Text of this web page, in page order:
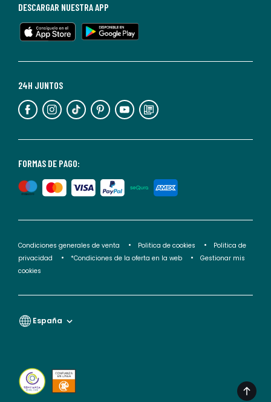
en
cualquier
Para
información,
puedes
nuestra
de
privacidad</2>.
FORMAS DE PAGO:
24H JUNTOS
DESCARGAR NUESTRA APP
Condiciones generales de venta Politica de cookies
Politica de
privacidad
*Condiciones de la oferta en la web
Gestionar mis
cookies
España